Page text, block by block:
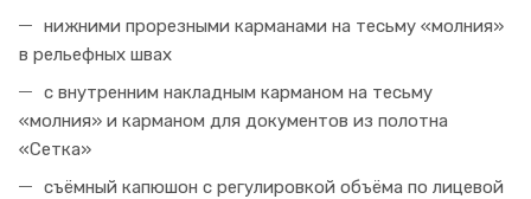
нижними прорезными карманами на тесьму «молния»
в рельефных швах
с внутренним накладным карманом на тесьму
«молния» и карманом для документов из полотна
«Сетка»
съёмный капюшон с регулировкой объёма по лицевой